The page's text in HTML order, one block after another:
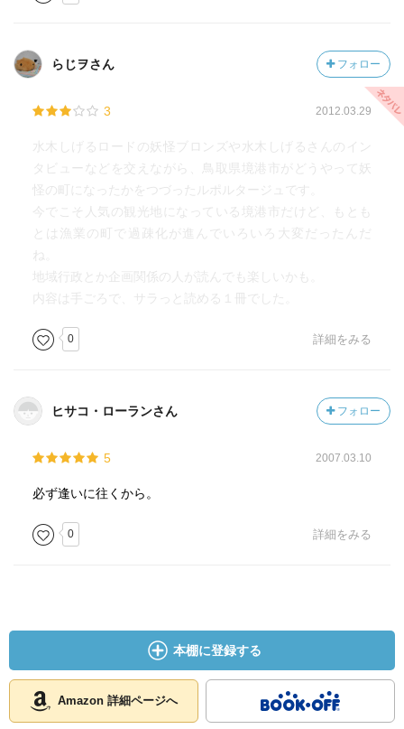
らじヲさん フォロー
3 2012.03.29
水木しげるロードの妖怪ブロンズや水木しげるさんのイン
タビューなどを交えながら、鳥取県境港市がどうやって妖
怪の町になったかをつづったルポルタージュです。
今でこそ人気の観光地になっている境港市だけど、もとも
とは漁業の町で過疎化が進んでいろいろ大変だったんだ
ね。
地域行政とか企画関係の人が読んでも楽しいかも。
内容は手ごろで、サラっと読める１冊でした。
0 詳細をみる
ヒサコ・ローランさん フォロー
5 2007.03.10
必ず逢いに往くから。
0 詳細をみる
本棚に登録する
Amazon 詳細ページへ